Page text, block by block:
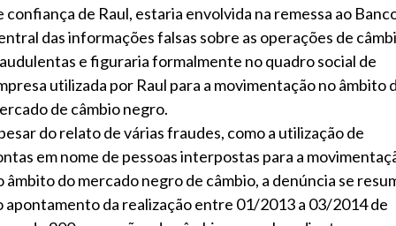
confiança de Raul, estaria envolvida na remessa ao
das informações falsas sobre as operações de
e figuraria formalmente no quadro social de
utilizada por Raul para a movimentação no âmbito
de câmbio negro.
do relato de várias fraudes, como a utilização de
em nome de pessoas interpostas para a
âmbito do mercado negro de câmbio, a denúncia se
apontamento da realização entre 01/2013 a 03/2014 de